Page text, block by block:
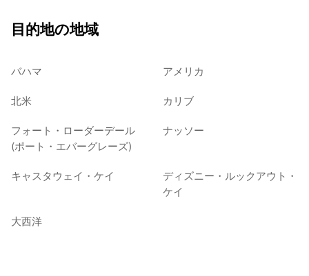
目的地の地域
バハマ アメリカ
北米 カリブ
フォート・ローダーデール
(ポート・エバーグレーズ)
ナッソー
キャスタウェイ・ケイ
ディズニー・ルックアウト・
ケイ
大西洋